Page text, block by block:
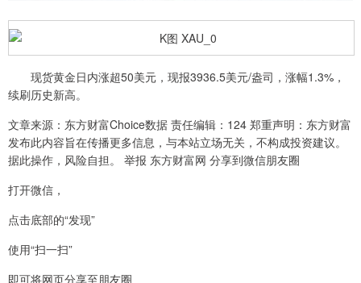
现货黄金日内涨超50美元，现报3936.5美元/盎司，涨幅1.3%，
续刷历史新高。
文章来源：东方财富Choice数据 责任编辑：124 郑重声明：东方财富
发布此内容旨在传播更多信息，与本站立场无关，不构成投资建议。
据此操作，风险自担。 举报 东方财富网 分享到微信朋友圈
打开微信，
点击底部的“发现”
使用“扫一扫”
即可将网页分享至朋友圈